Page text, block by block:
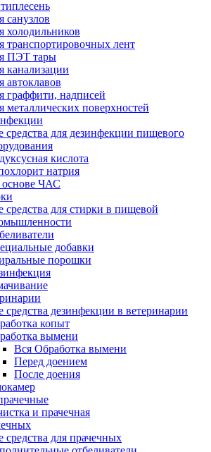
санузлов
холодильников
транспортировочных лент
ПЭТ тары
канализации
автоклавов
граффити, надписей
металлических поверхностей
средства для дезинфекции пищевого
кислота
натрия
ЧАС
средства для стирки в пищевой
добавки
порошки
средства дезинфекции в ветеринарии
копыт
вымени
Вся Обработка вымени
Перед доением
После доения
и прачечная
средства для прачечных